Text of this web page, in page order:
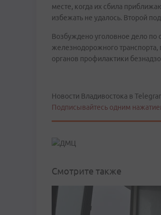
месте, когда их сбила
избежать не удалось. Второй
Возбуждено уголовное дело по
железнодорожного транспорта,
органов профилактики
Новости Владивостока в
Подписывайтесь одним
Смотрите также